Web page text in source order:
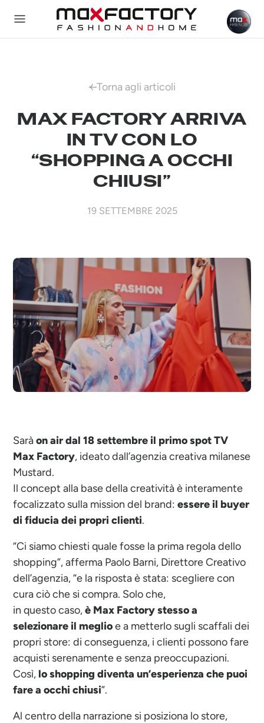
Torna agli articoli
MAX FACTORY ARRIVA
IN TV CON LO
“SHOPPING A OCCHI
CHIUSI”
19 SETTEMBRE 2025
Saràon air dal 18 settembre il primospot TV
Max Factory, ideato dall’agenzia creativa milanese
Mustard.
Il concept alla base della creatività è interamente
focalizzato sulla mission del brand:essere il buyer
di fiducia dei propri clienti.
“Ci siamo chiesti quale fosse la prima regola dello
shopping”, afferma Paolo Barni, Direttore Creativo
dell’agenzia, “e la risposta è stata: scegliere con
cura ciò che si compra. Solo che,
in questo caso,è Max Factorystesso a
selezionare il meglioe a metterlo sugli scaffali dei
propri store: di conseguenza, i clienti possono fare
acquisti serenamente e senza preoccupazioni.
Così, lo shopping diventa un’esperienza che puoi
fare a occhi chiusi”.
Al centro della narrazione si posiziona lo store,